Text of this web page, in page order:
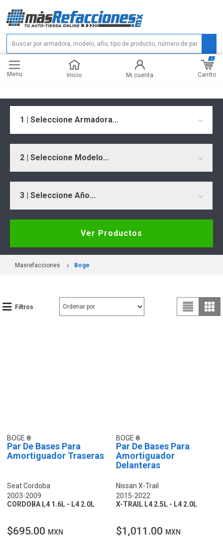
Menu Inicio Mi cuenta Carrito
0
1 | Seleccione Armadora...
2 | Seleccione Modelo...
3 | Seleccione Año...
Ver Productos
Masrefacciones Boge
Filtros
BOGE
Par De Bases Para
Amortiguador Traseras
Seat Cordoba
2003-2009
CORDOBA L4 1.6L - L4 2.0L
$695.00 MXN
BOGE
Par De Bases Para
Amortiguador
Delanteras
Nissan X-Trail
2015-2022
X-TRAIL L4 2.5L - L4 2.0L
$1,011.00 MXN